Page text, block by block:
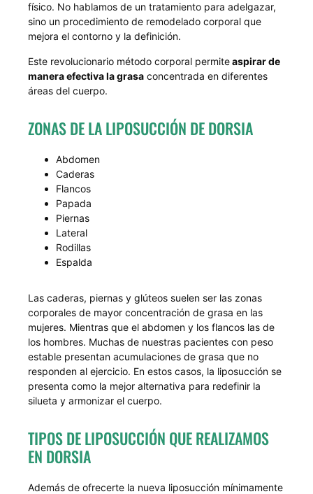
físico. No hablamos de un tratamiento para adelgazar,
sino un procedimiento de remodelado corporal que
mejora el contorno y la definición.
Este revolucionario método corporal permiteaspirar de
manera efectiva la grasa concentrada en diferentes
áreas del cuerpo.
ZONAS DE LA LIPOSUCCIÓN DE DORSIA
Abdomen
Caderas
Flancos
Papada
Piernas
Lateral
Rodillas
Espalda
Las caderas, piernas y glúteos suelen ser las zonas
corporales de mayor concentración de grasa en las
mujeres. Mientras que el abdomen y los flancos las de
los hombres. Muchas de nuestras pacientes con peso
estable presentan acumulaciones de grasa que no
responden al ejercicio. En estos casos, la liposucción se
presenta como la mejor alternativa para redefinir la
silueta y armonizar el cuerpo.
TIPOS DE LIPOSUCCIÓN QUE REALIZAMOS
EN DORSIA
Además de ofrecerte la nueva liposucción mínimamente